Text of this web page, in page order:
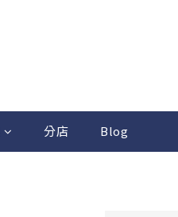
分店 Blog